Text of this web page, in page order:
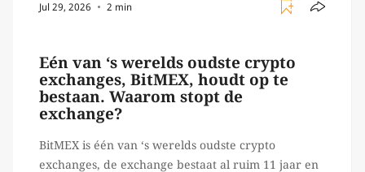
crypto handelaren terecht konden om te handelen
Jul 29, 2026 2 min
Eén van ‘s werelds oudste crypto
exchanges, BitMEX, houdt op te
bestaan. Waarom stopt de
exchange?
BitMEX is één van ‘s werelds oudste crypto
exchanges, de exchange bestaat al ruim 11 jaar en